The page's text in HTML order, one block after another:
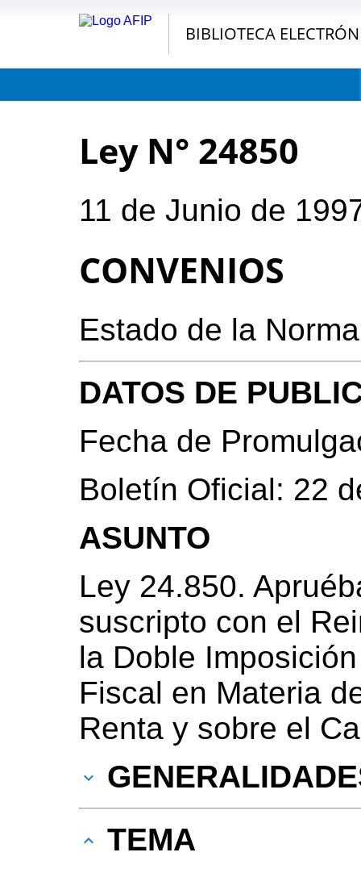
BIBLIOTECA
Ley N° 24850
11 de Junio de
CONVENIOS
Estado de la
DATOS DE
Fecha de
Boletín Oficial: 22
ASUNTO
Ley 24.850.
suscripto con el
la Doble
Fiscal en Materia
Renta y sobre el
TEMA